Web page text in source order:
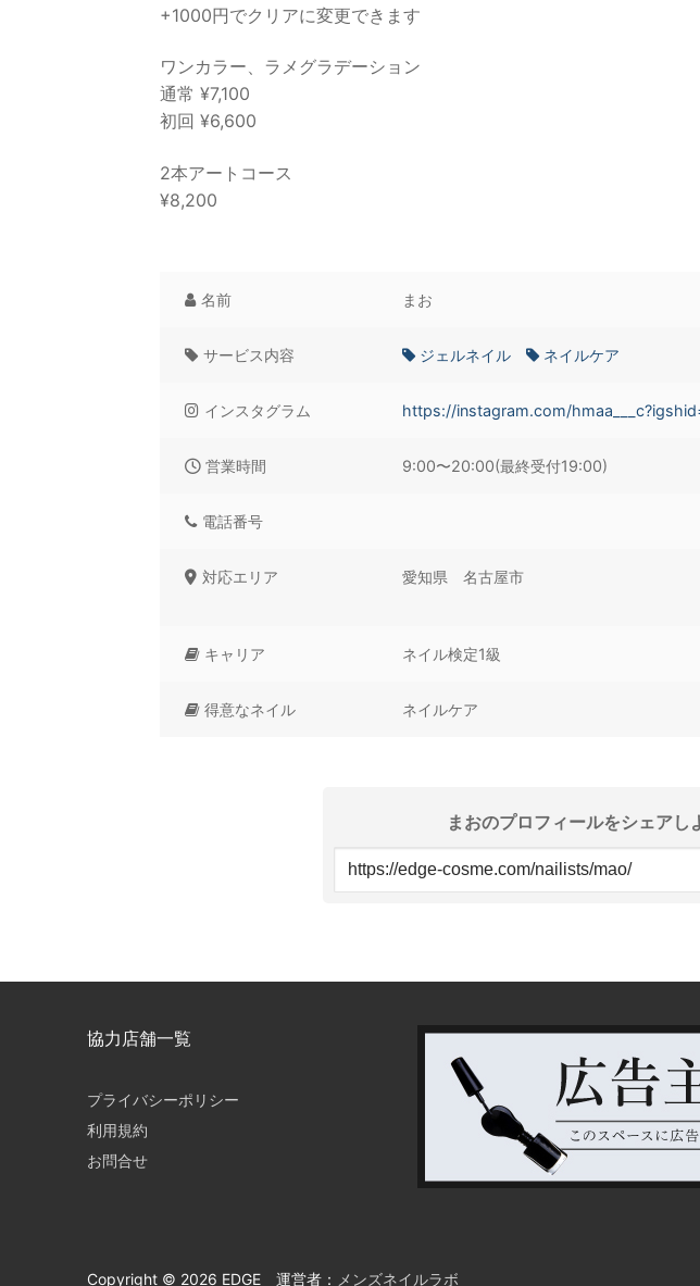
+1000円でクリアに変更できます
ワンカラー、ラメグラデーション
通常 ¥7,100
初回 ¥6,600
2本アートコース
¥8,200
名前 まお
サービス内容 ジェルネイル ネイルケア
インスタグラム https://instagram.com/
営業時間 9:00〜20:00(最終受付19:00)
電話番号
対応エリア 愛知県 名古屋市
キャリア ネイル検定1級
得意なネイル ネイルケア
まおのプロフィールをシェアし
協力店舗一覧
プライバシーポリシー
利用規約
お問合せ
Copyright © 2026 EDGE 運営者： メンズネイルラボ